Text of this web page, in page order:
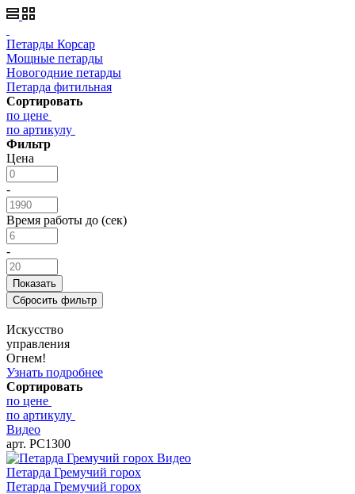
Петарды Корсар
Мощные петарды
Новогодние петарды
Петарда фитильная
Сортировать
по цене
по артикулу
Фильтр
Цена
-
Время работы до (сек)
-
Искусство
управления
Огнем!
Узнать подробнее
Сортировать
по цене
по артикулу
Видео
арт. РС1300
Видео
Петарда Гремучий горох
Петарда Гремучий горох